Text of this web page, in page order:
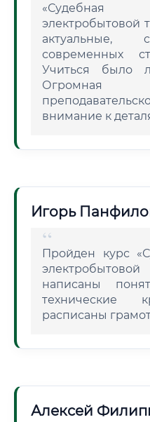
электробытовой
актуальные,
современных
Учиться было
Огромная
внимание к
Игорь
Пройден курс
написаны
технические
расписаны
Алексей